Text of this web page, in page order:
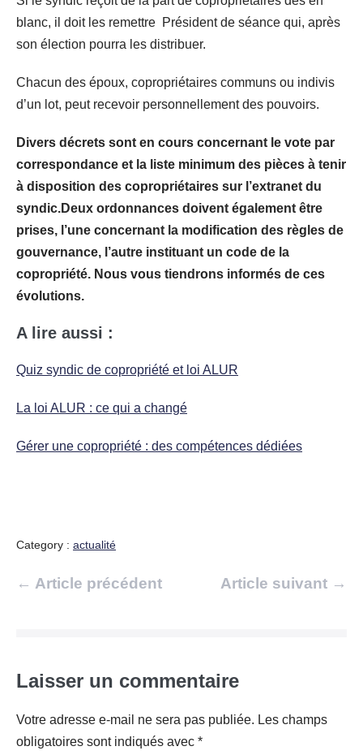
blanc, il doit les remettre Président de séance qui, après
son élection pourra les distribuer.
Chacun des époux, copropriétaires communs ou indivis
d’un lot, peut recevoir personnellement des pouvoirs.
Divers décrets sont en cours concernant le vote par
correspondance et la liste minimum des pièces à tenir
à disposition des copropriétaires sur l’extranet du
syndic.Deux ordonnances doivent également être
prises, l’une concernant la modification des règles de
gouvernance, l’autre instituant un code de la
copropriété. Nous vous tiendrons informés de ces
évolutions.
A lire aussi :
Quiz syndic de copropriété et loi ALUR
La loi ALUR : ce qui a changé
Gérer une copropriété : des compétences dédiées
Category : actualité
Navigation
← Article précédent Article suivant →
Laisser un commentaire
Votre adresse e-mail ne sera pas publiée. Les champs
obligatoires sont indiqués avec *